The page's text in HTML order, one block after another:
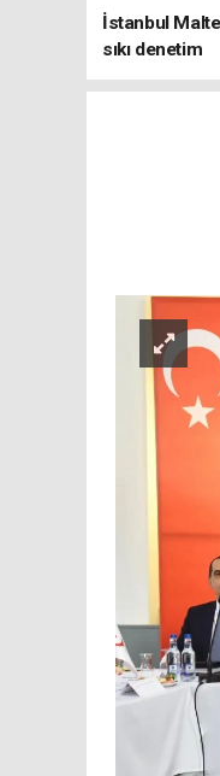
İstanbul
sıkı denetim